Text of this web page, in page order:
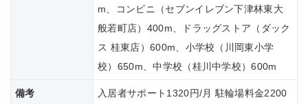
m、コンビニ（セブンイレブン下津林東大
般若町店）400m、ドラッグストア（ダック
ス 桂東店）600m、小学校（川岡東小学
校）650m、中学校（桂川中学校）600m
備考
入居者サポート1320円/月 駐輪場料金2200